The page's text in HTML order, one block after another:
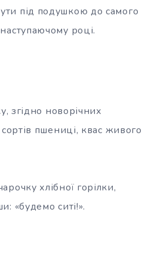
під подушкою до самого
році.
згідно новорічних
пшениці, квас живого
хлібної горілки,
«будемо ситі!».